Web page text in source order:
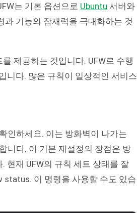
는 기본 옵션으로 Ubuntu 서버와
과 기능의 잠재력을 극대화하는 것
제공하는 것입니다. UFW로 수행
니다. 많은 규칙이 일상적인 서비스
인하세요. 이는 방화벽이 나가는
니다. 이 기본 재설정의 장점은 방
현재 UFW의 규칙 세트 상태를 잘
status. 이 명령을 사용할 수도 있습